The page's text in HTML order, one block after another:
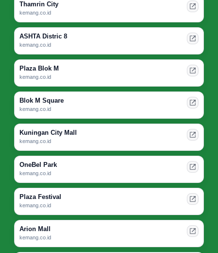
Thamrin City
kemang.co.id
ASHTA Distric 8
kemang.co.id
Plaza Blok M
kemang.co.id
Blok M Square
kemang.co.id
Kuningan City Mall
kemang.co.id
OneBel Park
kemang.co.id
Plaza Festival
kemang.co.id
Arion Mall
kemang.co.id